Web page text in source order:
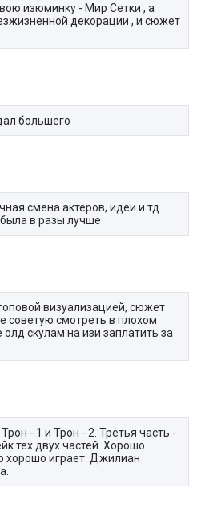
изюминку - Мир Сетки , а
декорации , и сюжет
большего
смена актеров, идеи и тд.
в разы лучше
визуализацией, сюжет
советую смотреть в плохом
олд скулам на изи заплатить за
- 1 и Трон - 2. Третья часть -
тех двух частей. Хорошо
хорошо играет. Джилиан